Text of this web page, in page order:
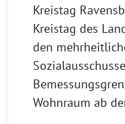
Kreistag
Kreistag des
den
Wohnraum ab